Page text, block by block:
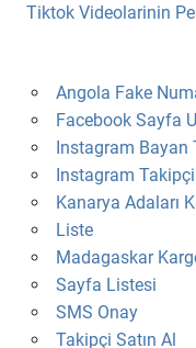
Tiktok Videolarinin
Angola Fake
Facebook Sayfa
Instagram Bayan
Instagram Takipçi
Kanarya Adaları
Liste
Madagaskar
Sayfa Listesi
SMS Onay
Takipçi Satın Al